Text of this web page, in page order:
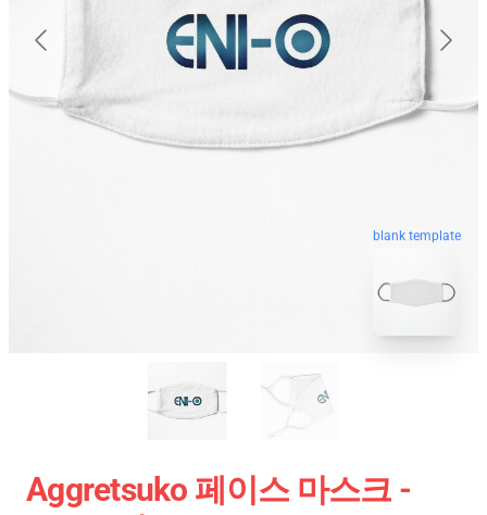
blank template
Aggretsuko 페이스 마스크 -